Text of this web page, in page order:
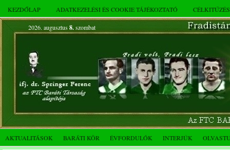
KEZDŐLAP ADATKEZELÉSI ÉS COOKIE TÁJÉKOZTATÓ
2026. augusztus 8.szombat
AKTUALITÁSOK BARÁTI KÖR ÉVFORDULÓK INTERJÚK